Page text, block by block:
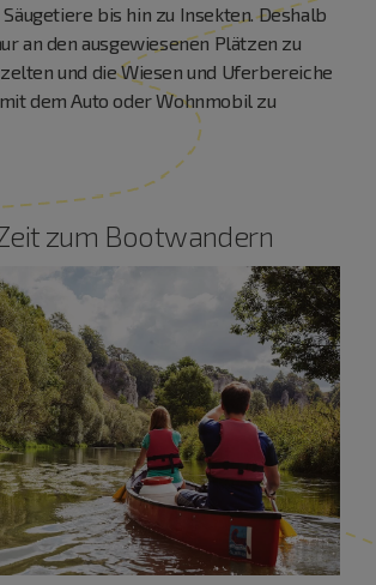
bis hin zu Insekten. Deshalb
an den ausgewiesenen Plätzen zu
und die Wiesen und Uferbereiche
dem Auto oder Wohnmobil zu
zum Bootwandern